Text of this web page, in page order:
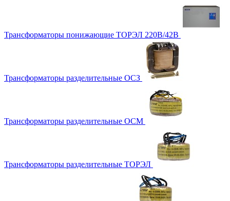
Трансформаторы понижающие ТОРЭЛ 220В/42В
Трансформаторы разделительные ОСЗ
Трансформаторы разделительные ОСМ
Трансформаторы разделительные ТОРЭЛ